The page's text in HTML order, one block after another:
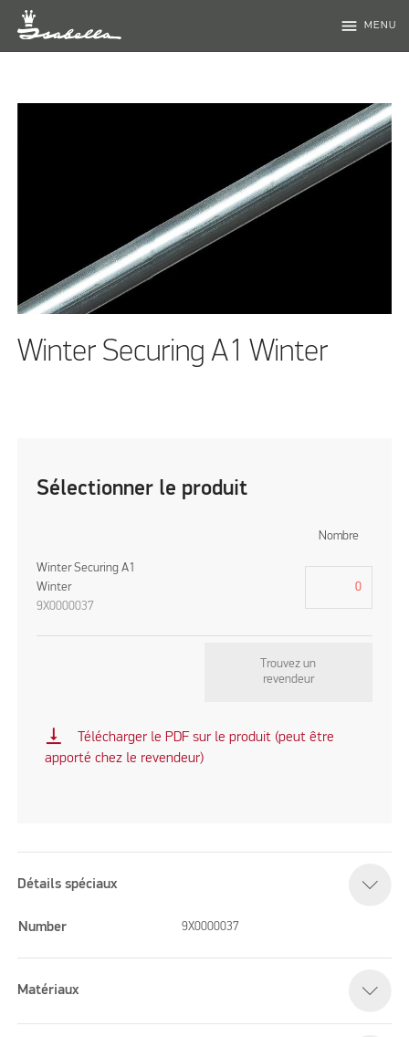
menu MENU
Winter Securing A1 Winter
Sélectionner le produit
Nombre
Winter Securing A1
Winter
9X0000037
Trouvez un
revendeur
vertical_align_bottom
Télécharger le PDF sur le produit (peut être
apporté chez le revendeur)
Détails spéciaux
Number 9X0000037
Matériaux